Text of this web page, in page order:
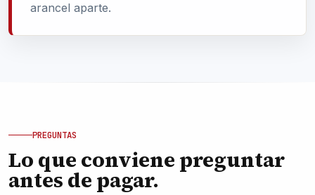
arancel aparte.
PREGUNTAS
Lo que conviene preguntar
antes de pagar.